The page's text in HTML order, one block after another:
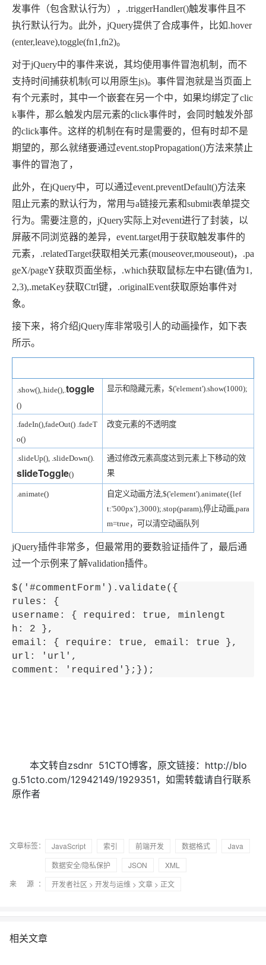
发事件（包含默认行为），.triggerHandler()触发事件且不
执行默认行为。此外，jQuery提供了合成事件，比如.hover
(enter,leave),toggle(fn1,fn2)。
对于jQuery中的事件来说，其均使用事件冒泡机制，而不
支持时间捕获机制(可以用原生js)。事件冒泡就是当页面上
有个元素时，其中一个嵌套在另一个中，如果均绑定了clic
k事件，那么触发内层元素的click事件时，会同时触发外部
的click事件。这样的机制在有时是需要的，但有时却不是
期望的，那么就绪要通过event.stopPropagation()方法来禁止
事件的冒泡了，
此外，在jQuery中，可以通过event.preventDefault()方法来
阻止元素的默认行为，常用与a链接元素和submit表单提交
行为。需要注意的，jQuery实际上对event进行了封装，以
屏蔽不同浏览器的差异，event.target用于获取触发事件的
元素，.relatedTarget获取相关元素(mouseover,mouseout)，.pa
geX/pageY获取页面坐标，.which获取鼠标左中右键(值为1,
2,3),.metaKey获取Ctrl键，.originalEvent获取原始事件对
象。
接下来，将介绍jQuery库非常吸引人的动画操作，如下表
所示。
.show(),.hide(),.toggle
()
显示和隐藏元素，$('element').show(1000);
.fadeIn(),fadeOut() .fadeT
o()
改变元素的不透明度
.slideUp(), .slideDown().
slideToggle()
通过修改元素高度达到元素上下移动的效
果
.animate() 自定义动画方法,$('element').animate({lef
t:'500px'},3000);.stop(param),停止动画,para
m=true，可以清空动画队列
jQuery插件非常多，但最常用的要数验证插件了，最后通
过一个示例来了解validation插件。
$('#commentForm').validate({
rules: {
username: { required: true, minlengt
h: 2 },
email: { require: true, email: true },
url: 'url',
comment: 'required'};});
本文转自zsdnr 51CTO博客，原文链接：http://blo
g.51cto.com/12942149/1929351，如需转载请自行联系
原作者
文章标签： JavaScript 索引 前端开发 数据格式
Java
数据安全/隐私保护
JSON
XML
来 源：
开发者社区 > 开发与运维 > 文章 > 正文
相关文章